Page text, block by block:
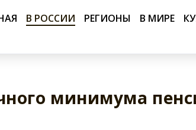
В РОССИИ РЕГИОНЫ В МИРЕ
минимума